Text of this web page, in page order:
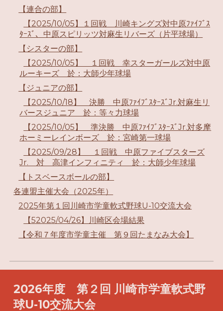
【連合の部】
【2025/10/05】１回戦 川崎キングズ対中原ﾌｧｲﾌﾞｽ
ﾀｰｽﾞ、中原スピリッツ対麻生リバーズ（片平球場）
【シスターの部】
【2025/10/05】 １回戦 幸スターガールズ対中原
ルーキーズ 於：大師少年球場
【ジュニアの部】
【2025/10/18】 決勝 中原ﾌｧｲﾌﾞｽﾀｰｽﾞJr.対麻生リ
バースジュニア 於：等々力球場
【2025/10/05】 準決勝 中原ﾌｧｲﾌﾞｽﾀｰｽﾞJr.対多摩
ホーミーレインボーズ 於：宮崎第一球場
【2025/09/28】 １回戦 中原ファイブスターズ
Jr. 対 高津インフィニティ 於：大師少年球場
【トスベースボールの部】
各連盟主催大会（2025年）
2025年第１回川崎市学童軟式野球U-10交流大会
【52025/04/26】川崎区会場結果
【令和７年度市学童主催 第９回たまなみ大会】
2026年度 第２回 川崎市学童軟式野
球U-10交流大会